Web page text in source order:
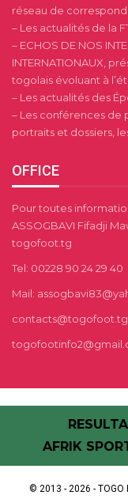
réseau de
– Les actualités de la
– ECHOS DE NOS
INTERNATIONAUX,
togolais évoluant à
– Les actualités des
– Les conférences de
portraits et dossiers,
OFFICE
Pour toutes
ASSOGBAVI Fifadji
togofoot.tg
Tel: 00228 90 24 29 40
Mail:
contacts@togofoot.tg
AFRIK
© 2013 - 2026 -